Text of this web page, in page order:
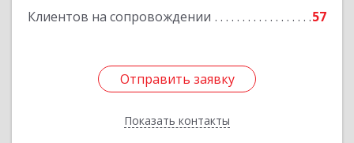
Клиентов на сопровождении 57
Отправить заявку
Показать контакты
Отправить заявку
Назад